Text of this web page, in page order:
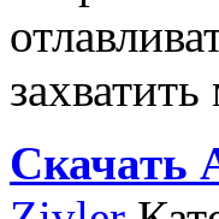
Скачать